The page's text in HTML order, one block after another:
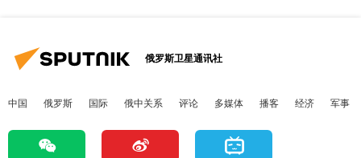
俄罗斯卫星通讯社
中国 俄罗斯 国际 俄中关系 评论 多媒体 播客 经济 军事